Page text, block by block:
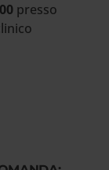
presso